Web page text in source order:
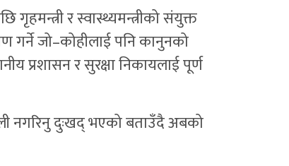
र स्वास्थ्यमन्त्रीको संयुक्त
गर्ने जो–कोहीलाई पनि कानुनको
प्रशासन र सुरक्षा निकायलाई पूर्ण
नगरिनु दुःखद् भएको बताउँदै अबको